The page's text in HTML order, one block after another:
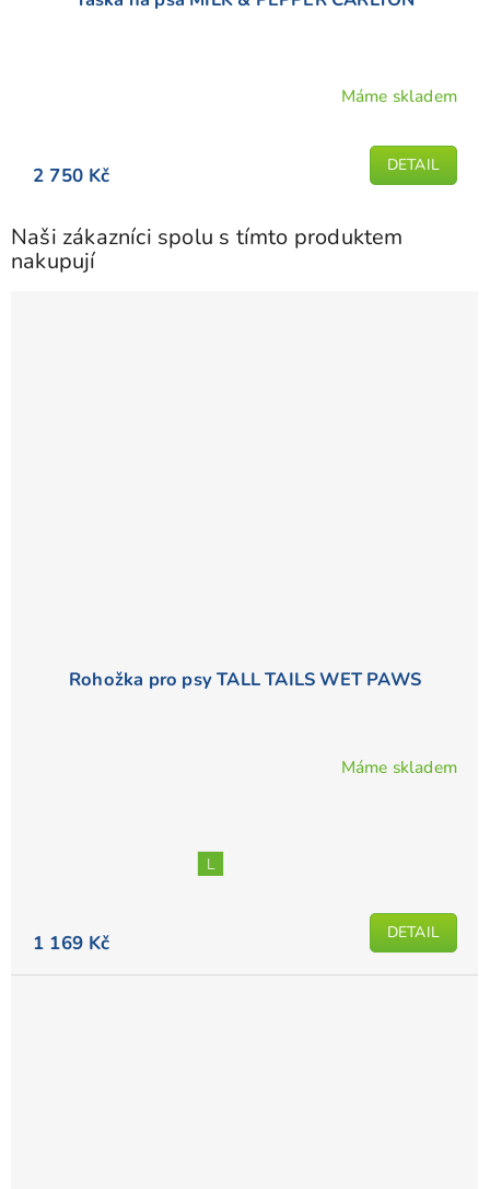
Máme skladem
2 750 Kč DETAIL
Naši zákazníci spolu s tímto produktem
nakupují
Rohožka pro psy TALL TAILS WET PAWS
Máme skladem
1 169 Kč DETAIL
L